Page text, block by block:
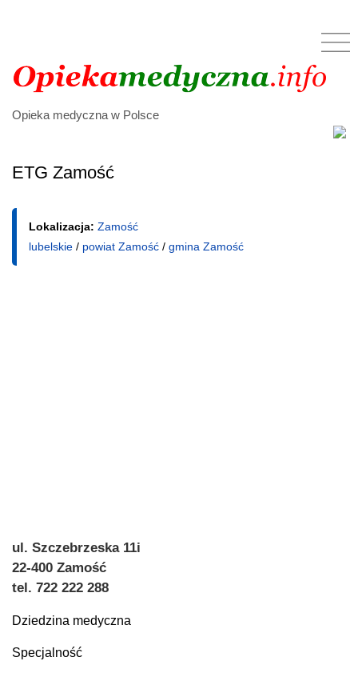
Opieka medyczna w Polsce
ETG Zamość
Lokalizacja: Zamość
lubelskie / powiat Zamość / gmina Zamość
ul. Szczebrzeska 11i
22-400 Zamość
tel. 722 222 288
Dziedzina medyczna
Specjalność